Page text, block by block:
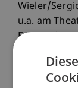
Wieler/
u.a. am
Festspielen,
Anna